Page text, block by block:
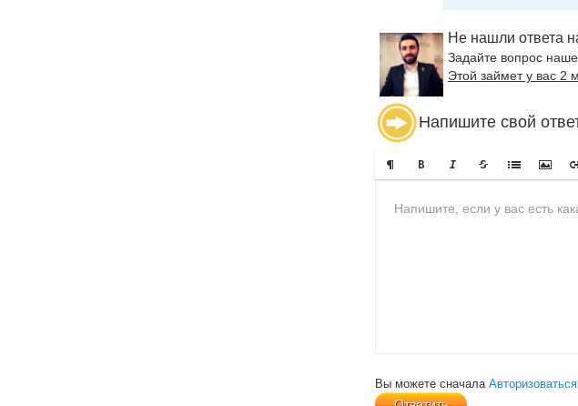
Не нашли ответа
Задайте вопрос
Этой займет у вас 2
Напишите свой
Вы можете сначала Авторизоваться